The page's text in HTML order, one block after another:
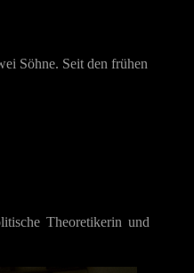
Söhne. Seit den frühen
Theoretikerin und